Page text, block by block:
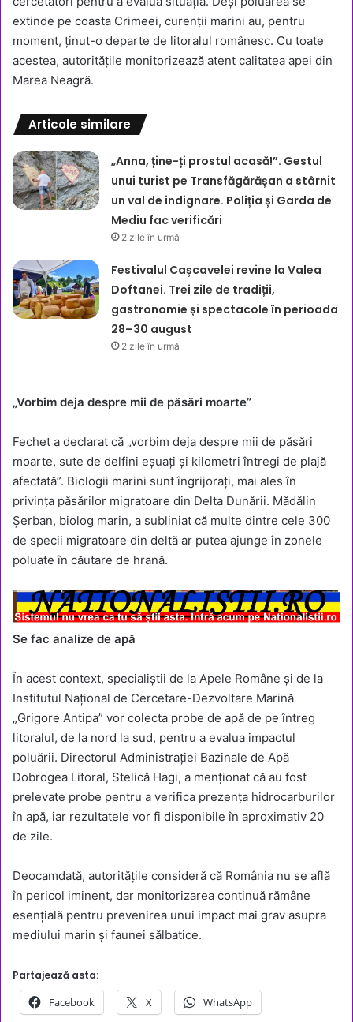
extinde pe coasta Crimeei, curenții marini au, pentru
moment, ținut-o departe de litoralul românesc. Cu toate
acestea, autoritățile monitorizează atent calitatea apei din
Marea Neagră.
Articole similare
„Anna, ține-ți prostul acasă!”. Gestul
unui turist pe Transfăgărășan a stârnit
un val de indignare. Poliția și Garda de
Mediu fac verificări
2 zile în urmă
Festivalul Cașcavelei revine la Valea
Doftanei. Trei zile de tradiții,
gastronomie și spectacole în perioada
28–30 august
2 zile în urmă
„Vorbim deja despre mii de păsări moarte”
Fechet a declarat că „vorbim deja despre mii de păsări
moarte, sute de delfini eșuați și kilometri întregi de plajă
afectată”. Biologii marini sunt îngrijorați, mai ales în
privința păsărilor migratoare din Delta Dunării. Mădălin
Șerban, biolog marin, a subliniat că multe dintre cele 300
de specii migratoare din deltă ar putea ajunge în zonele
poluate în căutare de hrană.
Se fac analize de apă
În acest context, specialiștii de la Apele Române și de la
Institutul Național de Cercetare-Dezvoltare Marină
„Grigore Antipa” vor colecta probe de apă de pe întreg
litoralul, de la nord la sud, pentru a evalua impactul
poluării. Directorul Administrației Bazinale de Apă
Dobrogea Litoral, Stelică Hagi, a menționat că au fost
prelevate probe pentru a verifica prezența hidrocarburilor
în apă, iar rezultatele vor fi disponibile în aproximativ 20
de zile.
Deocamdată, autoritățile consideră că România nu se află
în pericol iminent, dar monitorizarea continuă rămâne
esențială pentru prevenirea unui impact mai grav asupra
mediului marin și faunei sălbatice.
Partajează asta:
Facebook X WhatsApp